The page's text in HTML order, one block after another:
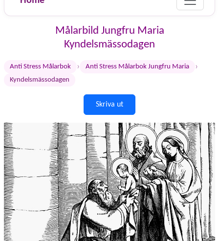
Målarbild Jungfru Maria
Kyndelsmässodagen
Anti Stress Målarbok › Anti Stress Målarbok Jungfru Maria ›
Kyndelsmässodagen
Skriva ut